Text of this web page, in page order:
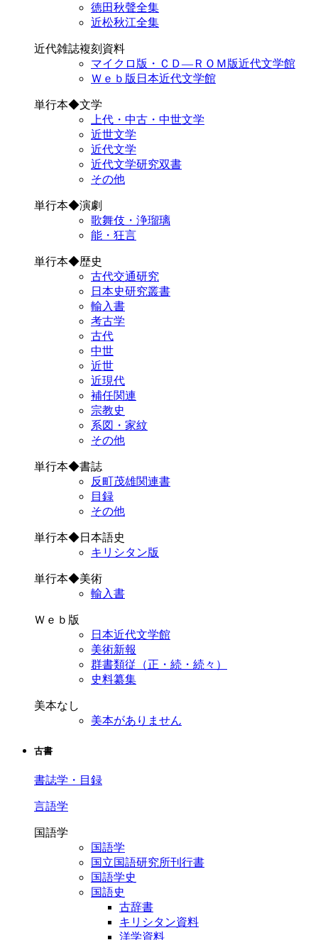
徳田秋聲全集
近松秋江全集
近代雑誌複刻資料
マイクロ版・ＣＤ―ＲＯＭ版近代文学館
Ｗｅｂ版日本近代文学館
単行本◆文学
上代・中古・中世文学
近世文学
近代文学
近代文学研究双書
その他
単行本◆演劇
歌舞伎・浄瑠璃
能・狂言
単行本◆歴史
古代交通研究
日本史研究叢書
輸入書
考古学
古代
中世
近世
近現代
補任関連
宗教史
系図・家紋
その他
単行本◆書誌
反町茂雄関連書
目録
その他
単行本◆日本語史
キリシタン版
単行本◆美術
輸入書
Ｗｅｂ版
日本近代文学館
美術新報
群書類従（正・続・続々）
史料纂集
美本なし
美本がありません
古書
書誌学・目録
言語学
国語学
国語学
国立国語研究所刊行書
国語学史
国語史
古辞書
キリシタン資料
洋学資料